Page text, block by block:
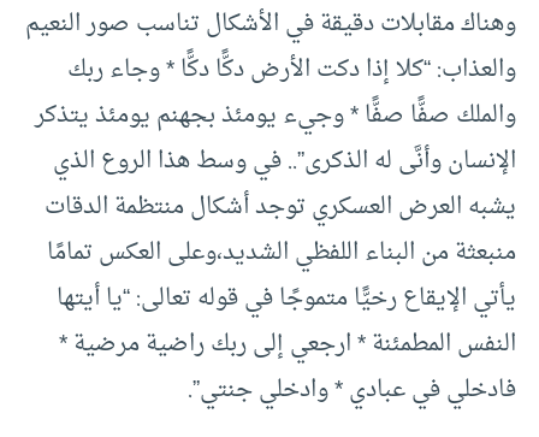
وهناك مقابلات دقيقة في الأشكال تناسب صور النعيم
والعذاب: “كلا إذا دكت الأرض دكًّا دكًّا * وجاء ربك
والملك صفًّا صفًّا * وجيء يومئذ بجهنم يومئذ يتذكر
الإنسان وأنَّى له الذكرى”.. في وسط هذا الروع الذي
يشبه العرض العسكري توجد أشكال منتظمة الدقات
منبعثة من البناء اللفظي الشديد،وعلى العكس تمامًا
يأتي الإيقاع رخيًّا متموجًا في قوله تعالى: “يا أيتها
النفس المطمئنة * ارجعي إلى ربك راضية مرضية *
فادخلي في عبادي * وادخلي جنتي”.